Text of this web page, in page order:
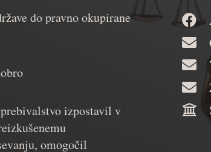
do pravno okupirane
izpostavil v
omogočil